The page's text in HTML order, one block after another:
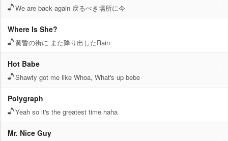
We are back again 戻るべき場所に今
Where Is She?
黄昏の街に また降り出したRain
Hot Babe
Shawty got me like Whoa, What's up bebe
Polygraph
Yeah so it's the greatest time haha
Mr. Nice Guy